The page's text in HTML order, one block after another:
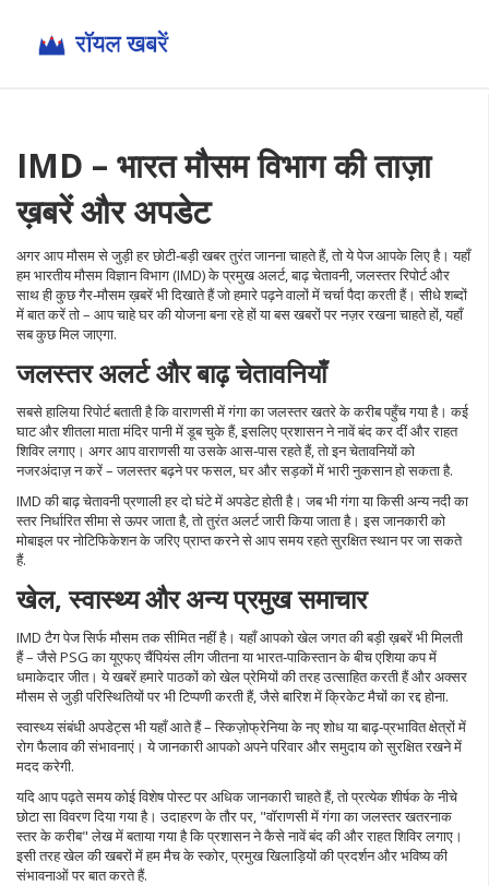
IMD – भारत मौसम विभाग की ताज़ा
ख़बरें और अपडेट
अगर आप मौसम से जुड़ी हर छोटी‑बड़ी खबर तुरंत जानना चाहते हैं, तो ये पेज आपके लिए है। यहाँ
हम भारतीय मौसम विज्ञान विभाग (IMD) के प्रमुख अलर्ट, बाढ़ चेतावनी, जलस्तर रिपोर्ट और
साथ ही कुछ गैर‑मौसम ख़बरें भी दिखाते हैं जो हमारे पढ़ने वालों में चर्चा पैदा करती हैं। सीधे शब्दों
में बात करें तो – आप चाहे घर की योजना बना रहे हों या बस खबरों पर नज़र रखना चाहते हों, यहाँ
सब कुछ मिल जाएगा.
जलस्तर अलर्ट और बाढ़ चेतावनियाँ
सबसे हालिया रिपोर्ट बताती है कि वाराणसी में गंगा का जलस्तर खतरे के करीब पहुँच गया है। कई
घाट और शीतला माता मंदिर पानी में डूब चुके हैं, इसलिए प्रशासन ने नावें बंद कर दीं और राहत
शिविर लगाए। अगर आप वाराणसी या उसके आस‑पास रहते हैं, तो इन चेतावनियों को
नजरअंदाज़ न करें – जलस्तर बढ़ने पर फसल, घर और सड़कों में भारी नुकसान हो सकता है.
IMD की बाढ़ चेतावनी प्रणाली हर दो घंटे में अपडेट होती है। जब भी गंगा या किसी अन्य नदी का
स्तर निर्धारित सीमा से ऊपर जाता है, तो तुरंत अलर्ट जारी किया जाता है। इस जानकारी को
मोबाइल पर नोटिफिकेशन के जरिए प्राप्त करने से आप समय रहते सुरक्षित स्थान पर जा सकते
हैं.
खेल, स्वास्थ्य और अन्य प्रमुख समाचार
IMD टैग पेज सिर्फ मौसम तक सीमित नहीं है। यहाँ आपको खेल जगत की बड़ी ख़बरें भी मिलती
हैं – जैसे PSG का यूएफए चैंपियंस लीग जीतना या भारत‑पाकिस्तान के बीच एशिया कप में
धमाकेदार जीत। ये खबरें हमारे पाठकों को खेल प्रेमियों की तरह उत्साहित करती हैं और अक्सर
मौसम से जुड़ी परिस्थितियों पर भी टिप्पणी करती हैं, जैसे बारिश में क्रिकेट मैचों का रद्द होना.
स्वास्थ्य संबंधी अपडेट्स भी यहाँ आते हैं – स्किज़ोफ्रेनिया के नए शोध या बाढ़‑प्रभावित क्षेत्रों में
रोग फैलाव की संभावनाएं। ये जानकारी आपको अपने परिवार और समुदाय को सुरक्षित रखने में
मदद करेगी.
यदि आप पढ़ते समय कोई विशेष पोस्ट पर अधिक जानकारी चाहते हैं, तो प्रत्येक शीर्षक के नीचे
छोटा सा विवरण दिया गया है। उदाहरण के तौर पर, "वॉराणसी में गंगा का जलस्तर खतरनाक
स्तर के करीब" लेख में बताया गया है कि प्रशासन ने कैसे नावें बंद की और राहत शिविर लगाए।
इसी तरह खेल की खबरों में हम मैच के स्कोर, प्रमुख खिलाड़ियों की प्रदर्शन और भविष्य की
संभावनाओं पर बात करते हैं.